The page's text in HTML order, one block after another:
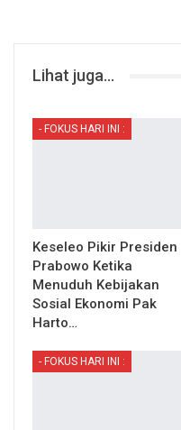
Lihat juga...
- FOKUS HARI INI :
Keseleo Pikir Presiden
Prabowo Ketika
Menuduh Kebijakan
Sosial Ekonomi Pak
Harto…
- FOKUS HARI INI :